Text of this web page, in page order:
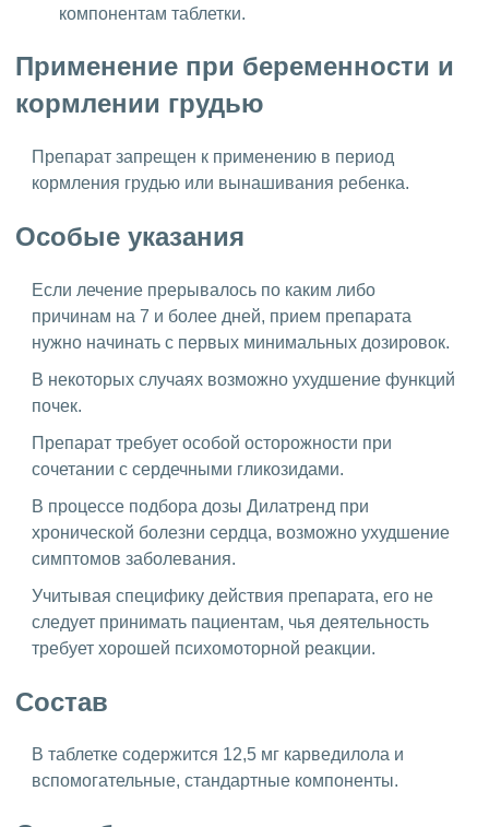
компонентам таблетки.
Применение при беременности и
кормлении грудью
Препарат запрещен к применению в период
кормления грудью или вынашивания ребенка.
Особые указания
Если лечение прерывалось по каким либо
причинам на 7 и более дней, прием препарата
нужно начинать с первых минимальных дозировок.
В некоторых случаях возможно ухудшение функций
почек.
Препарат требует особой осторожности при
сочетании с сердечными гликозидами.
В процессе подбора дозы Дилатренд при
хронической болезни сердца, возможно ухудшение
симптомов заболевания.
Учитывая специфику действия препарата, его не
следует принимать пациентам, чья деятельность
требует хорошей психомоторной реакции.
Состав
В таблетке содержится 12,5 мг карведилола и
вспомогательные, стандартные компоненты.